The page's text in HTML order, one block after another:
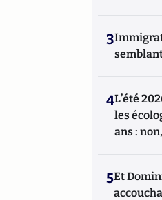
3
4L’été
les
ans :
5Et